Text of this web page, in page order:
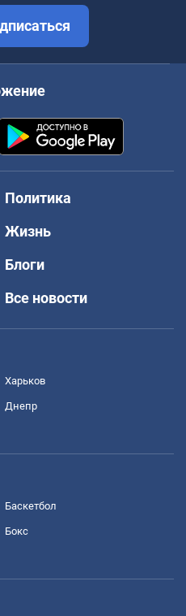
Политика
Жизнь
Блоги
Все новости
Харьков
Днепр
Баскетбол
Бокс